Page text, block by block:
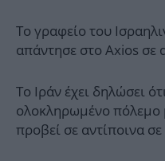
Το γραφείο του
απάντησε στο Axios σε
Το Ιράν έχει δηλώσει
ολοκληρωμένο πόλεμο
προβεί σε αντίποινα